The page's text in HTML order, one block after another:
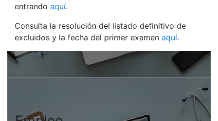
entrando aquí.
Consulta la resolución del listado definitivo de
excluidos y la fecha del primer examen aquí.